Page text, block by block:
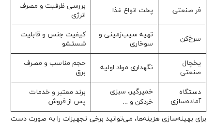
فر صنعتی پخت انواع غذا
بررسی ظرفیت و مصرف
انرژی
سرخ‌کن
تهیه سیب‌زمینی و
سوخاری
کیفیت جنس و قابلیت
شستشو
یخچال
صنعتی
نگهداری مواد اولیه
حجم مناسب و مصرف
برق
دستگاه
آماده‌سازی
خمیرگیر، سبزی
خردکن و …
برند معتبر و خدمات
پس از فروش
برای بهینه‌سازی هزینه‌ها، می‌توانید برخی تجهیزات را به صورت دست